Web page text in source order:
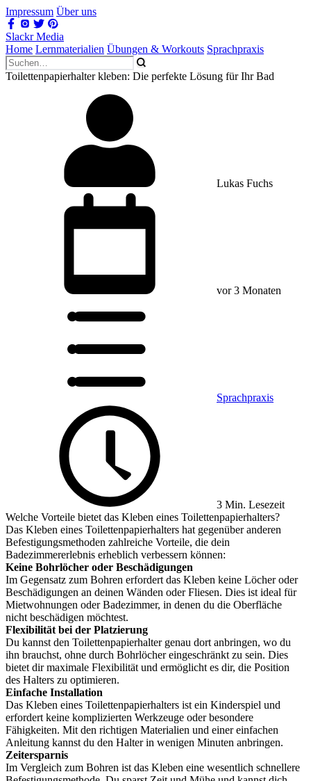
Impressum Über uns
Slackr Media
Home Lernmaterialien Übungen & Workouts Sprachpraxis
Toilettenpapierhalter kleben: Die perfekte Lösung für Ihr Bad
Lukas Fuchs
vor 3 Monaten
Sprachpraxis
3 Min. Lesezeit
Welche Vorteile bietet das Kleben eines Toilettenpapierhalters?
Das Kleben eines Toilettenpapierhalters hat gegenüber anderen
Befestigungsmethoden zahlreiche Vorteile, die dein
Badezimmererlebnis erheblich verbessern können:
Keine Bohrlöcher oder Beschädigungen
Im Gegensatz zum Bohren erfordert das Kleben keine Löcher oder
Beschädigungen an deinen Wänden oder Fliesen. Dies ist ideal für
Mietwohnungen oder Badezimmer, in denen du die Oberfläche
nicht beschädigen möchtest.
Flexibilität bei der Platzierung
Du kannst den Toilettenpapierhalter genau dort anbringen, wo du
ihn brauchst, ohne durch Bohrlöcher eingeschränkt zu sein. Dies
bietet dir maximale Flexibilität und ermöglicht es dir, die Position
des Halters zu optimieren.
Einfache Installation
Das Kleben eines Toilettenpapierhalters ist ein Kinderspiel und
erfordert keine komplizierten Werkzeuge oder besondere
Fähigkeiten. Mit den richtigen Materialien und einer einfachen
Anleitung kannst du den Halter in wenigen Minuten anbringen.
Zeitersparnis
Im Vergleich zum Bohren ist das Kleben eine wesentlich schnellere